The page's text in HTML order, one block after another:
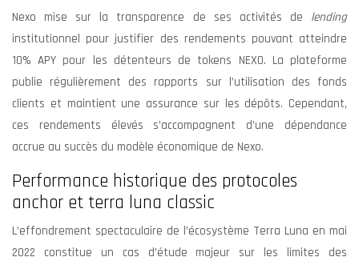
Nexo mise sur la transparence de ses activités de lending
institutionnel pour justifier des rendements pouvant atteindre
10% APY pour les détenteurs de tokens NEXO. La plateforme
publie régulièrement des rapports sur l’utilisation des fonds
clients et maintient une assurance sur les dépôts. Cependant,
ces rendements élevés s’accompagnent d’une dépendance
accrue au succès du modèle économique de Nexo.
Performance historique des protocoles
anchor et terra luna classic
L’effondrement spectaculaire de l’écosystème Terra Luna en mai
2022 constitue un cas d’étude majeur sur les limites des